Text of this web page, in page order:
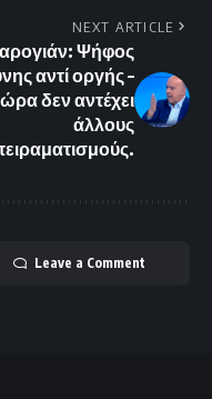
NEXT ARTICLE
Ψήφος
αντί οργής –
δεν αντέχει
άλλους
Leave a Comment